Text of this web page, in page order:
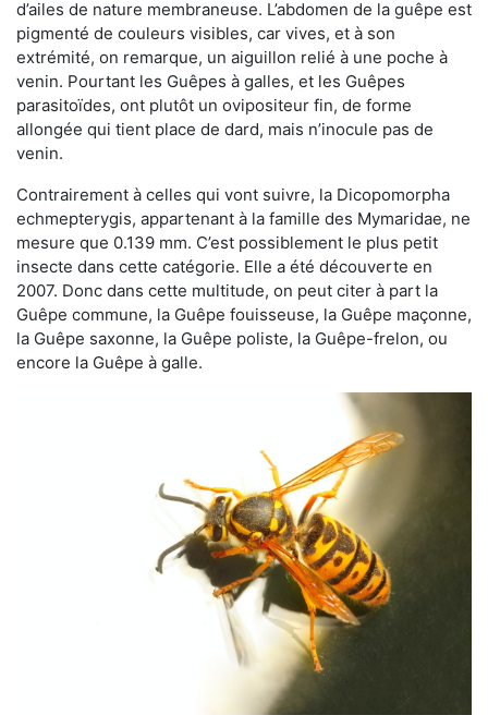
d’ailes de nature membraneuse. L’abdomen de la guêpe est
pigmenté de couleurs visibles, car vives, et à son
extrémité, on remarque, un aiguillon relié à une poche à
venin. Pourtant les Guêpes à galles, et les Guêpes
parasitoïdes, ont plutôt un ovipositeur fin, de forme
allongée qui tient place de dard, mais n’inocule pas de
venin.
Contrairement à celles qui vont suivre, la Dicopomorpha
echmepterygis, appartenant à la famille des Mymaridae, ne
mesure que 0.139 mm. C’est possiblement le plus petit
insecte dans cette catégorie. Elle a été découverte en
2007. Donc dans cette multitude, on peut citer à part la
Guêpe commune, la Guêpe fouisseuse, la Guêpe maçonne,
la Guêpe saxonne, la Guêpe poliste, la Guêpe-frelon, ou
encore la Guêpe à galle.